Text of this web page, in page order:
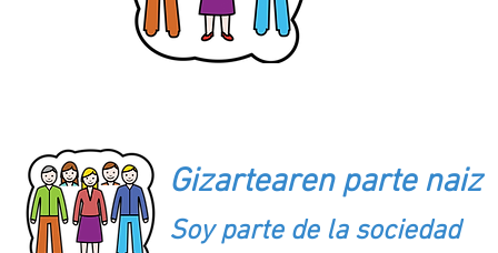
Gizartearen parte naiz
Soy parte de la sociedad